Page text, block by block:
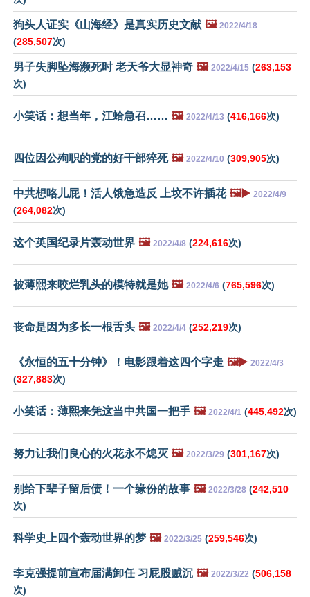
狗头人证实《山海经》是真实历史文献 🖼️ 2022/4/18
(285,507次)
男子失脚坠海濒死时 老天爷大显神奇 🖼️ 2022/4/15 (263,153
次)
小笑话：想当年，江蛤急召…… 🖼️ 2022/4/13 (416,166次)
四位因公殉职的党的好干部猝死 🖼️ 2022/4/10 (309,905次)
中共想咯儿屁！活人饿急造反 上坟不许插花 🖼️▶️ 2022/4/9
(264,082次)
这个英国纪录片轰动世界 🖼️ 2022/4/8 (224,616次)
被薄熙来咬烂乳头的模特就是她 🖼️ 2022/4/6 (765,596次)
丧命是因为多长一根舌头 🖼️ 2022/4/4 (252,219次)
《永恒的五十分钟》！电影跟着这四个字走 🖼️▶️ 2022/4/3
(327,883次)
小笑话：薄熙来凭这当中共国一把手 🖼️ 2022/4/1 (445,492次)
努力让我们良心的火花永不熄灭 🖼️ 2022/3/29 (301,167次)
别给下辈子留后债！一个缘份的故事 🖼️ 2022/3/28 (242,510
次)
科学史上四个轰动世界的梦 🖼️ 2022/3/25 (259,546次)
李克强提前宣布届满卸任 习屁股贼沉 🖼️ 2022/3/22 (506,158
次)